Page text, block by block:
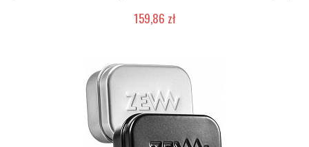
159,86 zł